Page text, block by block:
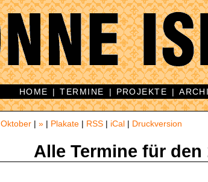
HOME |TERMINE | PROJEKTE |
Oktober | » | Plakate | RSS | iCal | Druckversion
Alle Termine für den